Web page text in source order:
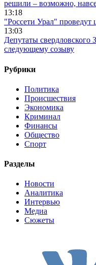
решили – возможно,
13:18
"Россети Урал" проведут
13:03
Депутаты свердловского
следующему созыву
Рубрики
Политика
Происшествия
Экономика
Криминал
Финансы
Общество
Спорт
Разделы
Новости
Аналитика
Интервью
Медиа
Сюжеты